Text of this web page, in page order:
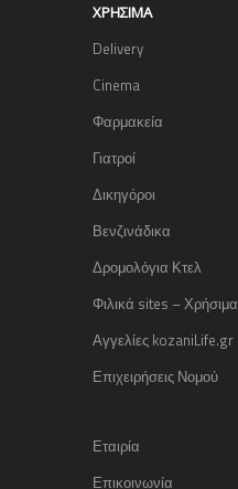
ΧΡΉΣΙΜΑ
Delivery
Cinema
Φαρμακεία
Γιατροί
Δικηγόροι
Βενζινάδικα
Δρομολόγια Κτελ
Φιλικά sites – Χρήσιμα
Αγγελίες kozaniLife.gr
Επιχειρήσεις Νομού
Εταιρία
Επικοινωνία